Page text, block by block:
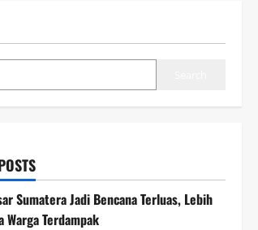
Sumatera Jadi Bencana Terluas, Lebih
Warga Terdampak